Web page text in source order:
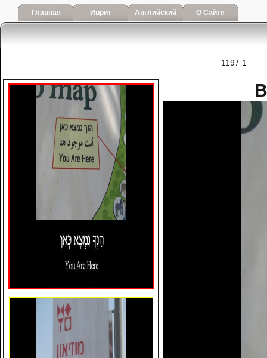
Главная Иврит Английский О Сайте
119/